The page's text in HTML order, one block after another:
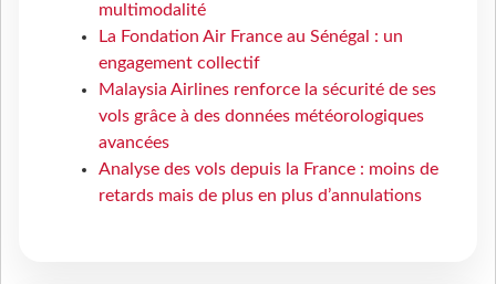
multimodalité
La Fondation Air France au Sénégal : un
engagement collectif
Malaysia Airlines renforce la sécurité de ses
vols grâce à des données météorologiques
avancées
Analyse des vols depuis la France : moins de
retards mais de plus en plus d’annulations